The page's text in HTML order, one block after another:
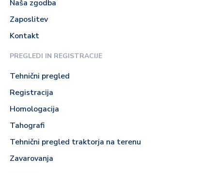
Naša zgodba
Zaposlitev
Kontakt
PREGLEDI IN REGISTRACIJE
Tehnični pregled
Registracija
Homologacija
Tahografi
Tehnični pregled traktorja na terenu
Zavarovanja